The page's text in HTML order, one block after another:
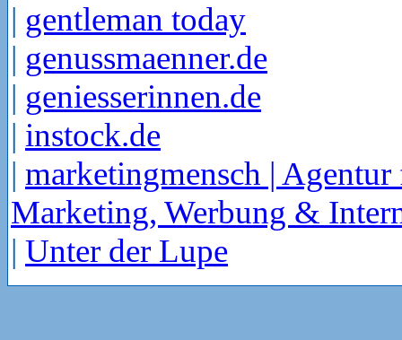
| gentleman today
| genussmaenner.de
| geniesserinnen.de
| instock.de
| marketingmensch | Agentur
Marketing, Werbung &
| Unter der Lupe